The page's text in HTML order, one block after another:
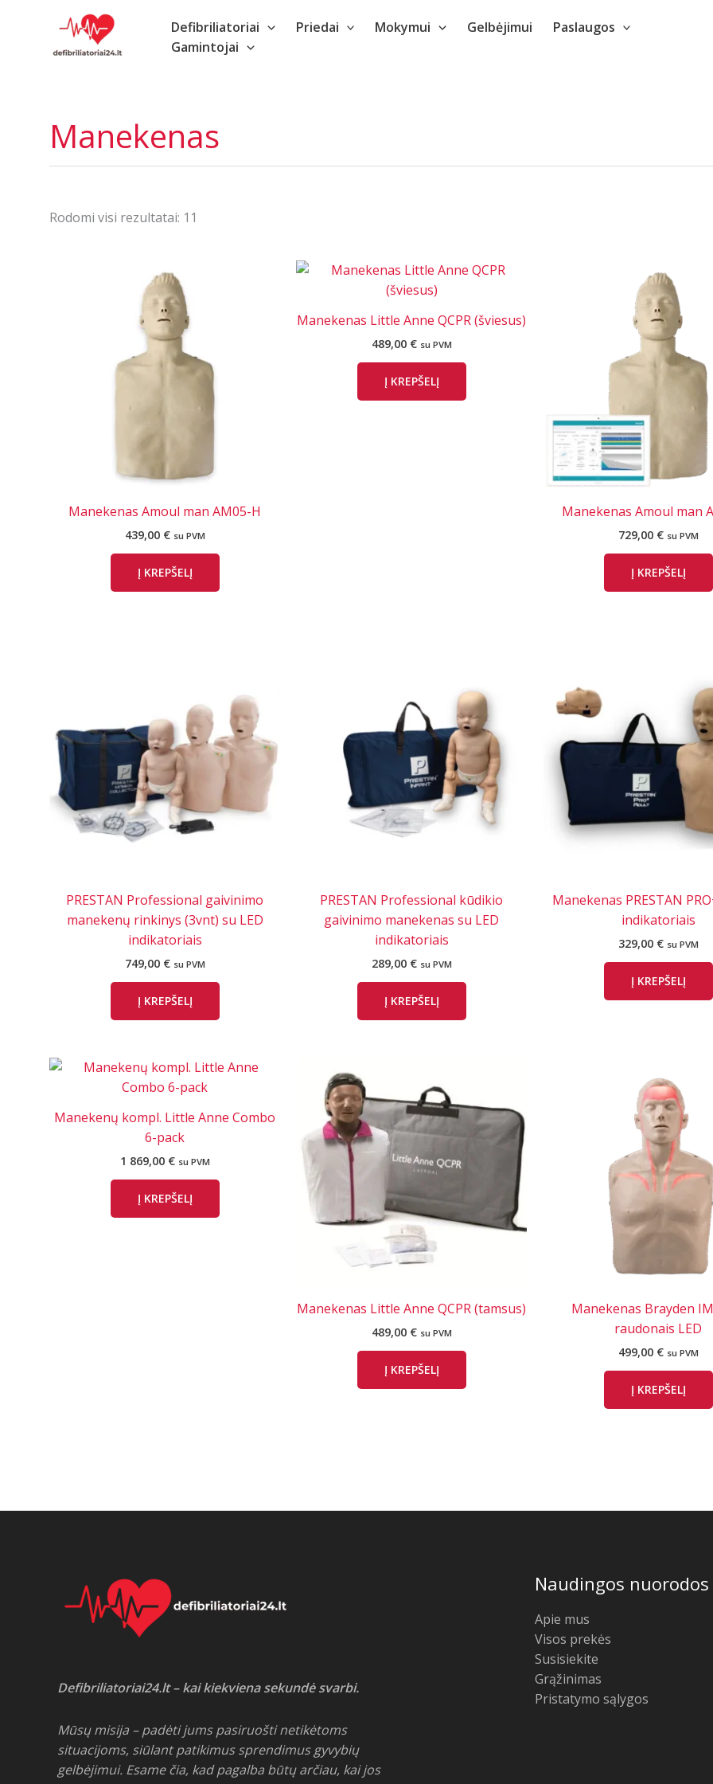
Defibriliatoriai Priedai Mokymui Gelbėjimui
Paslaugos
Gamintojai
Manekenas
Rodomi visi rezultatai: 11
Manekenas Amoul man AM05-H
439,00 € su PVM
Į KREPŠELĮ
Manekenas Little Anne QCPR (šviesus)
489,00 € su PVM
Į KREPŠELĮ
Manekenas Amoul man
729,00 € su PVM
Į KREPŠELĮ
PRESTAN Professional gaivinimo
manekenų rinkinys (3vnt) su LED
indikatoriais
749,00 € su PVM
Į KREPŠELĮ
PRESTAN Professional kūdikio
gaivinimo manekenas su LED
indikatoriais
289,00 € su PVM
Į KREPŠELĮ
Manekenas PRESTAN
indikatoriais
329,00 € su PVM
Į KREPŠELĮ
Manekenų kompl. Little Anne Combo
6-pack
1 869,00 € su PVM
Į KREPŠELĮ
Manekenas Little Anne QCPR (tamsus)
489,00 € su PVM
Į KREPŠELĮ
Manekenas Brayden
raudonais LED
499,00 € su PVM
Į KREPŠELĮ
Defibriliatoriai24.lt – kai kiekviena sekundė svarbi.
Mūsų misija – padėti jums pasiruošti netikėtoms
situacijoms, siūlant patikimus sprendimus gyvybių
gelbėjimui. Esame čia, kad pagalba būtų arčiau, kai jos
Naudingos nuorodos
Apie mus
Visos prekės
Susisiekite
Grąžinimas
Pristatymo sąlygos